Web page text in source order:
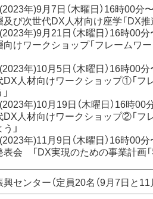
年)9月7日（木曜日）16時00分
び次世代DX人材向け座学「DX
年)9月21日（木曜日）16時00
けワークショップ「フレームワ
年)10月5日（木曜日）16時00
人材向けワークショップ①「
年)10月19日（木曜日）16時00
人材向けワークショップ②「
」
年)11月9日（木曜日）16時00
会 「DX実現のための事業計画「
センター（定員20名（9月7日と11